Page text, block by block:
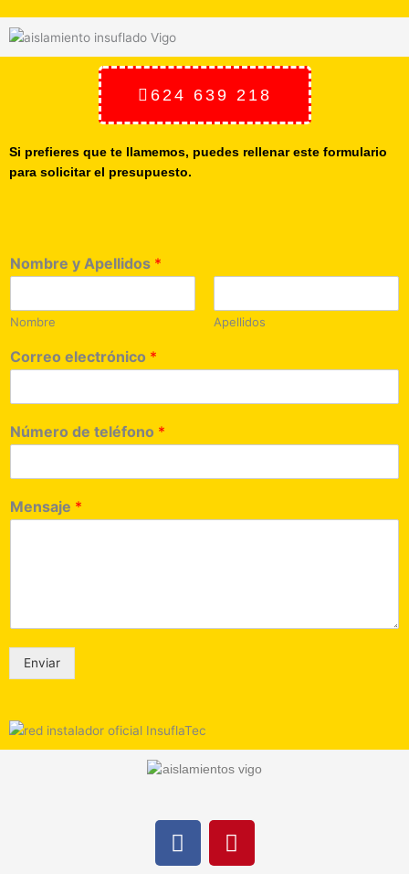
624 639 218
Si prefieres que te llamemos, puedes rellenar este formulario
para solicitar el presupuesto.
Nombre y Apellidos *
Nombre Apellidos
Correo electrónico *
Número de teléfono *
Mensaje *
Enviar
F
a
P
i